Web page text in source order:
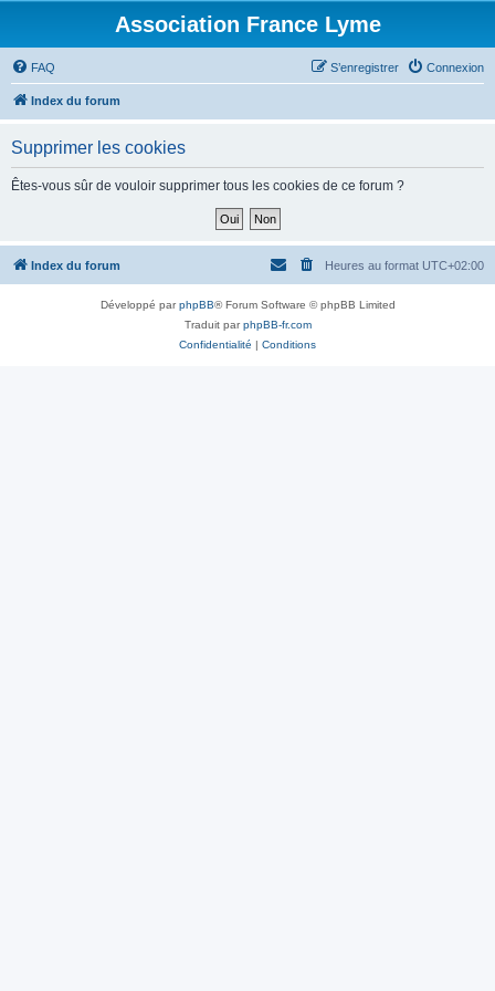
Association France Lyme
FAQ Connexion
S’enregistrer
Index du forum
Supprimer les cookies
Êtes-vous sûr de vouloir supprimer tous les cookies de ce forum ?
Index du forum Heures au format UTC+02:00
Développé parphpBB® Forum Software © phpBB Limited
Traduit parphpBB-fr.com
Confidentialité | Conditions